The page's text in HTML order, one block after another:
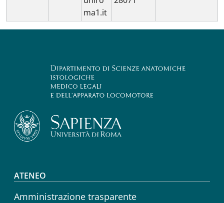
ma1.it
Footer menu
ATENEO
Amministrazione trasparente